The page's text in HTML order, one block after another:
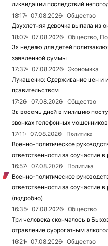
ликвидации последствий
18:17
07.08.2026
Общество
Двухлетняя девочка выпала из
18:07
07.08.2026
Общество,
За неделю для детей
заявленной суммы
17:37
07.08.2026
Экономика
Лукашенко: Сдерживание цен и
правительством
17:26
07.08.2026
Общество
За восемь дней в милицию
звонках телефонных мошенников
17:11
07.08.2026
Политика
Военно-политическое
ответственности за соучастие
16:57
07.08.2026
Политика
Военно-политическое
ответственности за соучастие
(подробно)
16:35
07.08.2026
Общество
Три человека скончалось в
отравление суррогатным
16:21
07.08.2026
Общество